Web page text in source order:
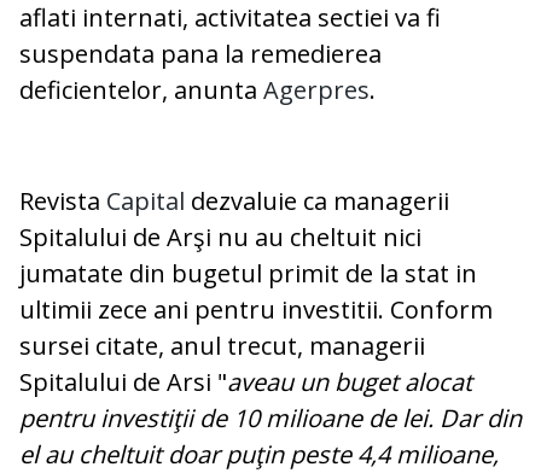
aflati internati, activitatea sectiei va fi
suspendata pana la remedierea
deficientelor, anunta Agerpres.
Revista Capital dezvaluie ca managerii
Spitalului de Arşi nu au cheltuit nici
jumatate din bugetul primit de la stat in
ultimii zece ani pentru investitii. Conform
sursei citate, anul trecut, managerii
Spitalului de Arsi "aveau un buget alocat
pentru investiţii de 10 milioane de lei. Dar din
el au cheltuit doar puţin peste 4,4 milioane,